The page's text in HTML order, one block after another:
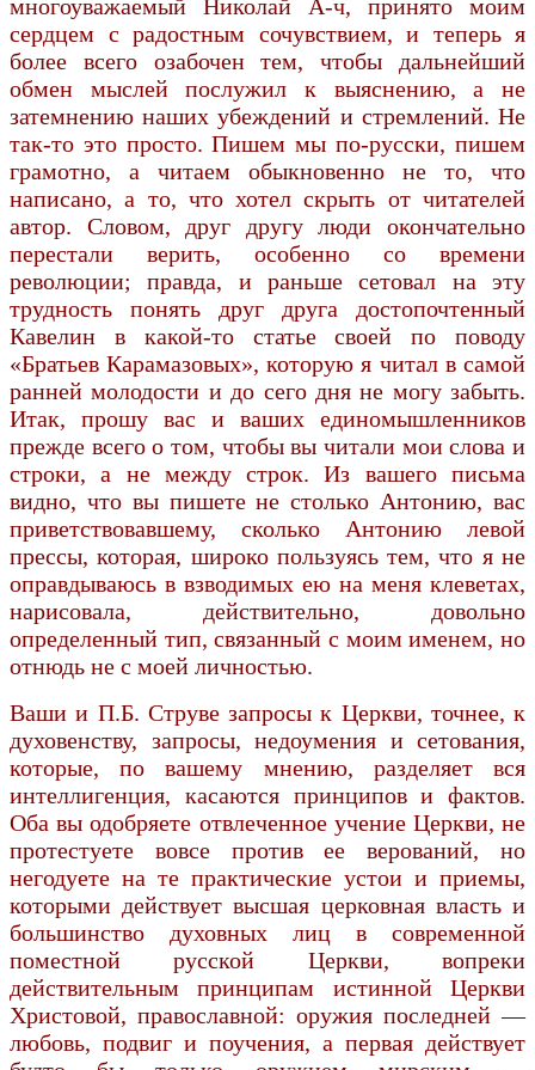
многоуважаемый Николай А-ч, принято моим
сердцем с радостным сочувствием, и теперь я
более всего озабочен тем, чтобы дальнейший
обмен мыслей послужил к выяснению, а не
затемнению наших убеждений и стремлений. Не
так-то это просто. Пишем мы по-русски, пишем
грамотно, а читаем обыкновенно не то, что
написано, а то, что хотел скрыть от читателей
автор. Словом, друг другу люди окончательно
перестали верить, особенно со времени
революции; правда, и раньше сетовал на эту
трудность понять друг друга достопочтенный
Кавелин в какой-то статье своей по поводу
«Братьев Карамазовых», которую я читал в самой
ранней молодости и до сего дня не могу забыть.
Итак, прошу вас и ваших единомышленников
прежде всего о том, чтобы вы читали мои слова и
строки, а не между строк. Из вашего письма
видно, что вы пишете не столько Антонию, вас
приветствовавшему, сколько Антонию левой
прессы, которая, широко пользуясь тем, что я не
оправдываюсь в взводимых ею на меня клеветах,
нарисовала, действительно, довольно
определенный тип, связанный с моим именем, но
отнюдь не с моей личностью.
Ваши и П.Б. Струве запросы к Церкви, точнее, к
духовенству, запросы, недоумения и сетования,
которые, по вашему мнению, разделяет вся
интеллигенция, касаются принципов и фактов.
Оба вы одобряете отвлеченное учение Церкви, не
протестуете вовсе против ее верований, но
негодуете на те практические устои и приемы,
которыми действует высшая церковная власть и
большинство духовных лиц в современной
поместной русской Церкви, вопреки
действительным принципам истинной Церкви
Христовой, православной: оружия последней —
любовь, подвиг и поучения, а первая действует